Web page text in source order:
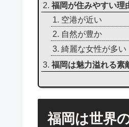
福岡が住みやすい理
空港が近い
自然が豊か
綺麗な女性が多い
福岡は魅力溢れる素
福岡は世界